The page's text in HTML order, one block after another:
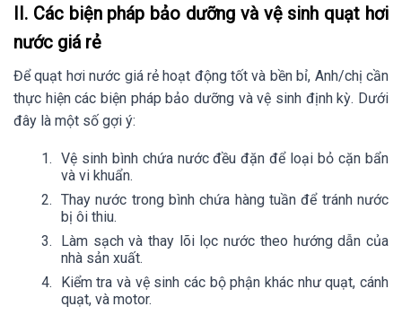
II. Các biện pháp bảo dưỡng và vệ sinh quạt hơi
nước giá rẻ
Để quạt hơi nước giá rẻ hoạt động tốt và bền bỉ, Anh/chị cần
thực hiện các biện pháp bảo dưỡng và vệ sinh định kỳ. Dưới
đây là một số gợi ý:
Vệ sinh bình chứa nước đều đặn để loại bỏ cặn bẩn
và vi khuẩn.
Thay nước trong bình chứa hàng tuần để tránh nước
bị ôi thiu.
Làm sạch và thay lõi lọc nước theo hướng dẫn của
nhà sản xuất.
Kiểm tra và vệ sinh các bộ phận khác như quạt, cánh
quạt, và motor.